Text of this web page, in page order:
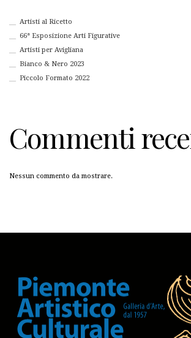
Artisti al Ricetto
66ª Esposizione Arti Figurative
Artisti per Avigliana
Bianco & Nero 2023
Piccolo Formato 2022
Commenti
Nessun commento da mostrare.